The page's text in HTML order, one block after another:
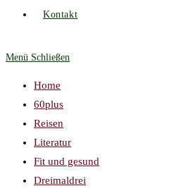
Kontakt
Menü Schließen
Home
60plus
Reisen
Literatur
Fit und gesund
Dreimaldrei